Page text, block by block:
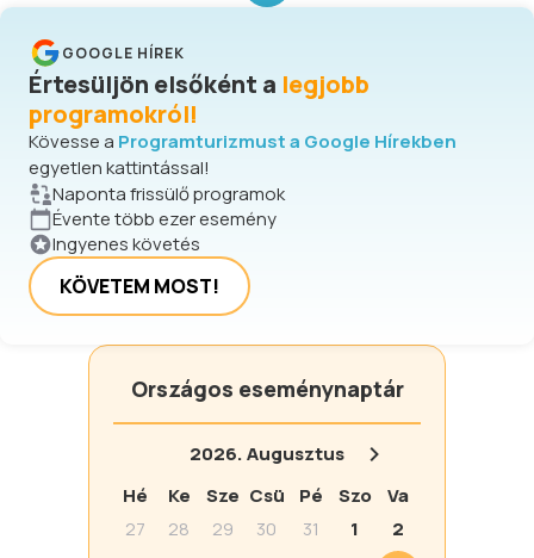
GOOGLE HÍREK
Értesüljön elsőként a legjobb
programokról!
Kövesse a Programturizmust a Google Hírekben
egyetlen kattintással!
Naponta frissülő programok
Évente több ezer esemény
Ingyenes követés
KÖVETEM MOST!
Országos eseménynaptár
2026.Augusztus
Hé
Ke Sze Csü Pé Szo
Va
27
28 29 30 31 1
2